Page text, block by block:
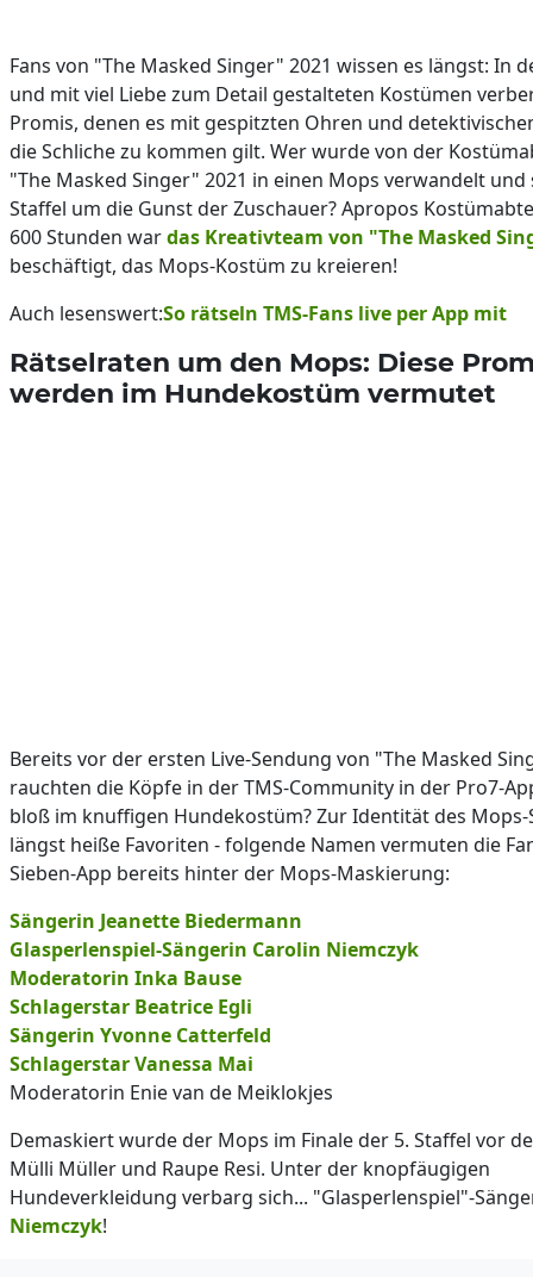
Fans von "The Masked Singer" 2021 wissen es längst: In
und mit viel Liebe zum Detail gestalteten Kostümen
Promis, denen es mit gespitzten Ohren und
die Schliche zu kommen gilt. Wer wurde von der
"The Masked Singer" 2021 in einen Mops verwandelt
Staffel um die Gunst der Zuschauer? Apropos
600 Stunden wardas Kreativteam von "The Masked
beschäftigt, das Mops-Kostüm zu kreieren!
Auch lesenswert:So rätseln TMS-Fans live per App mit
Rätselraten um den Mops: Diese
werden im Hundekostüm vermutet
Bereits vor der ersten Live-Sendung von "The Masked
rauchten die Köpfe in der TMS-Community in der Pro7-
bloß im knuffigen Hundekostüm? Zur Identität des Mops-
längst heiße Favoriten - folgende Namen vermuten die
Sieben-App bereits hinter der Mops-Maskierung:
Sängerin Jeanette Biedermann
Glasperlenspiel-Sängerin Carolin Niemczyk
Moderatorin Inka Bause
Schlagerstar Beatrice Egli
Sängerin Yvonne Catterfeld
Schlagerstar Vanessa Mai
Moderatorin Enie van de Meiklokjes
Demaskiert wurde der Mops im Finale der 5. Staffel vor
Mülli Müller und Raupe Resi. Unter der knopfäugigen
Hundeverkleidung verbarg sich... "Glasperlenspiel"-
Niemczyk!